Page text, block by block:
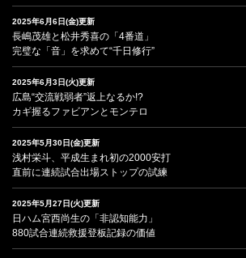
2025年6月6日(金)更新
長嶋茂雄と松井秀喜の「4番道」
完璧な「音」を求めて“千日修行”
2025年6月3日(火)更新
広島“交流戦弱者”返上なるか!?
カギ握るファビアンとモンテロ
2025年5月30日(金)更新
浅村栄斗、平成生まれ初の2000安打
直前に連続試合出場ストップの試練
2025年5月27日(火)更新
日ハム宮西尚生の「非認知能力」
880試合連続救援登板記録の価値